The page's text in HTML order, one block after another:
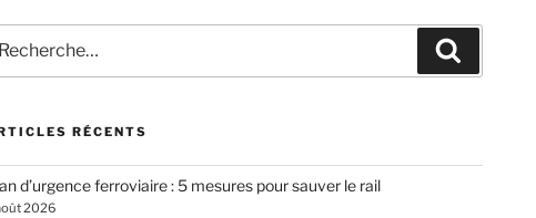
RÉCENTS
d’urgence ferroviaire : 5 mesures pour sauver le rail
2026